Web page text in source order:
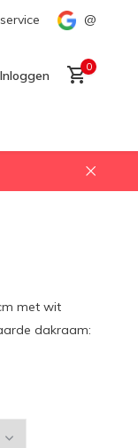
Snelle levering
@
Inloggen
0
met wit
dakraam: